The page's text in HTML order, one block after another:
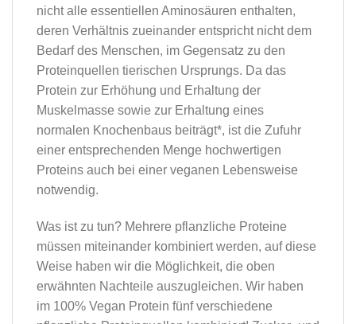
nicht alle essentiellen Aminosäuren enthalten,
deren Verhältnis zueinander entspricht nicht dem
Bedarf des Menschen, im Gegensatz zu den
Proteinquellen tierischen Ursprungs. Da das
Protein zur Erhöhung und Erhaltung der
Muskelmasse sowie zur Erhaltung eines
normalen Knochenbaus beiträgt*, ist die Zufuhr
einer entsprechenden Menge hochwertigen
Proteins auch bei einer veganen Lebensweise
notwendig.
Was ist zu tun? Mehrere pflanzliche Proteine
müssen miteinander kombiniert werden, auf diese
Weise haben wir die Möglichkeit, die oben
erwähnten Nachteile auszugleichen. Wir haben
im 100% Vegan Protein fünf verschiedene